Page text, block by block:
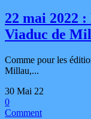
22 mai 2022
Viaduc de
Comme pour les
Millau,...
30 Mai 22
0
Comment